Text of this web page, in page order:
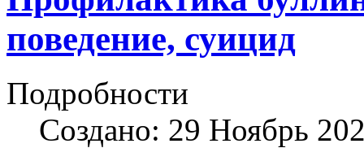
поведение, суицид
Подробности
Создано: 29 Ноябрь